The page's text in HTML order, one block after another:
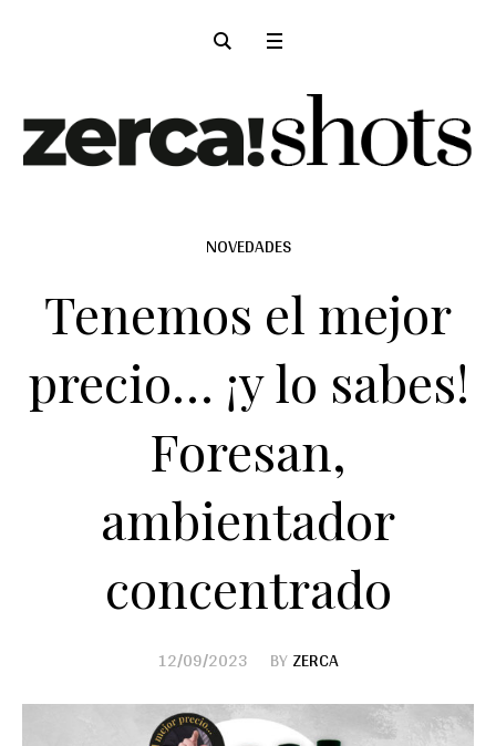
NOVEDADES
Tenemos el mejor
precio… ¡y lo sabes!
Foresan,
ambientador
concentrado
12/09/2023 BYZERCA